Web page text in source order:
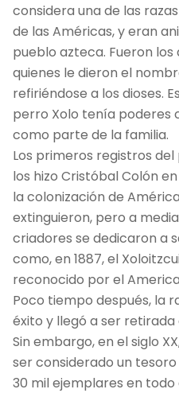
considera una de las
de las Américas, y eran
pueblo azteca. Fueron los
quienes le dieron el
refiriéndose a los dioses.
perro Xolo tenía poderes
como parte de la familia.
Los primeros registros
los hizo Cristóbal Colón
la colonización de
extinguieron, pero a
criadores se dedicaron a
como, en 1887, el
reconocido por el
Poco tiempo después, la
éxito y llegó a ser retirada
Sin embargo, en el siglo
ser considerado un
30 mil ejemplares en todo